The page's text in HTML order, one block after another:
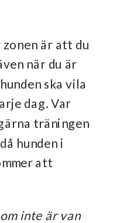
zonen är att du
när du är
ska vila
dag. Var
träningen
hunden i
att
inte är van